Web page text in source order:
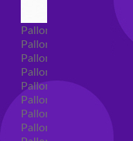
Palloncini Super Shape
Palloncini nascita super
Palloncini Battesimo
Palloncini primo
Palloncini personaggi
Palloncini Comunione
Palloncini cresima super
Palloncini laurea super